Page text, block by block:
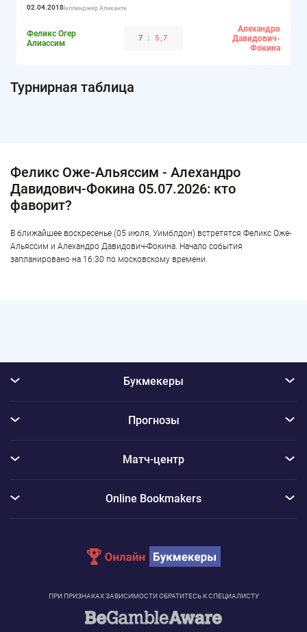
02.04.2018Челленджер Аликанте
Феликс Огер
Алиассим
7 : 5,7
Алехандро
Давидович-
Фокина
Турнирная таблица
Феликс Оже-Альяссим - Алехандро
Давидович-Фокина 05.07.2026: кто
фаворит?
В ближайшее воскресенье (05 июля, Уимблдон) встретятся Феликс Оже-
Альяссим и Алехандро Давидович-Фокина. Начало события
запланировано на 16:30 по московскому времени.
ПРИ ПРИЗНАКАХ ЗАВИСИМОСТИ ОБРАТИТЕСЬ К СПЕЦИАЛИСТУ
Букмекеры
Прогнозы
Матч-центр
Online Bookmakers